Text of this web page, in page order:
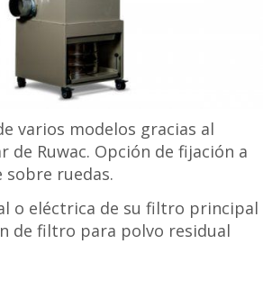
varios modelos gracias al
de Ruwac. Opción de fijación a
sobre ruedas.
o eléctrica de su filtro principal
de filtro para polvo residual